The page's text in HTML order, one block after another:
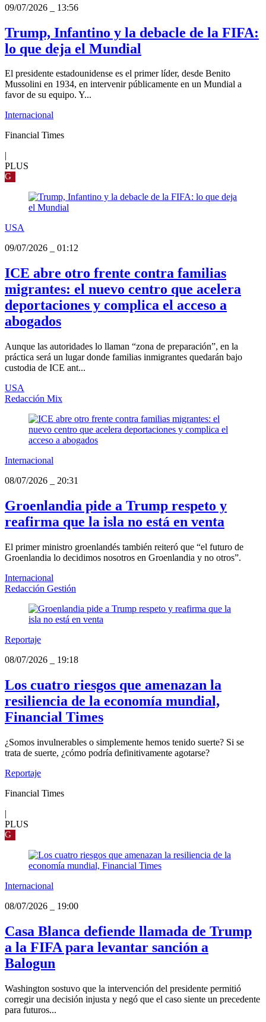
09/07/2026 13:56
Trump, Infantino y la debacle de la FIFA:
lo que deja el Mundial
El presidente estadounidense es el primer líder, desde Benito
Mussolini en 1934, en intervenir públicamente en un Mundial a
favor de su equipo. Y...
Internacional
Financial Times
|
PLUS
G
USA
09/07/2026
01:12
ICE abre otro frente contra familias
migrantes: el nuevo centro que acelera
deportaciones y complica el acceso a
abogados
Aunque las autoridades lo llaman “zona de preparación”, en la
práctica será un lugar donde familias inmigrantes quedarán bajo
custodia de ICE ant...
USA
Redacción Mix
Internacional
08/07/2026
20:31
Groenlandia pide a Trump respeto y
reafirma que la isla no está en venta
El primer ministro groenlandés también reiteró que “el futuro de
Groenlandia lo decidimos nosotros en Groenlandia y no otros”.
Internacional
Redacción Gestión
Reportaje
08/07/2026
19:18
Los cuatro riesgos que amenazan la
resiliencia de la economía mundial,
Financial Times
¿Somos invulnerables o simplemente hemos tenido suerte? Si se
trata de suerte, ¿cómo podría definitivamente agotarse?
Reportaje
Financial Times
|
PLUS
G
Internacional
08/07/2026
19:00
Casa Blanca defiende llamada de Trump
a la FIFA para levantar sanción a
Balogun
Washington sostuvo que la intervención del presidente permitió
corregir una decisión injusta y negó que el caso siente un precedente
para futuros...